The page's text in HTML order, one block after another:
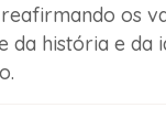
os
da história e da